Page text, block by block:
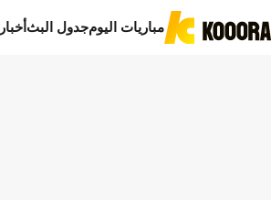
مباريات اليومجدول البثأخبار